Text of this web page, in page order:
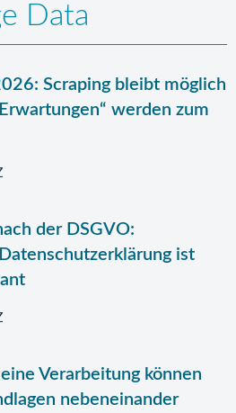
Data
Scraping bleibt möglich
werden zum
der DSGVO:
ist
Verarbeitung können
nebeneinander